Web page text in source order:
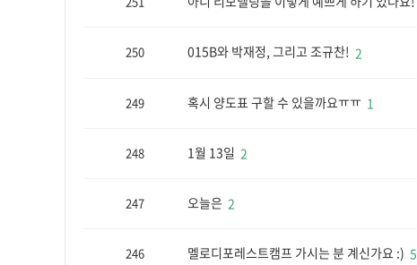
250 015B와 박재정, 그리고 조규찬! 2
249 혹시 양도표 구할 수 있을까요ㅠㅠ 1
248 1월 13일 2
247 오늘은 2
246 멜로디포레스트캠프 가시는 분 계신가요 :) 5